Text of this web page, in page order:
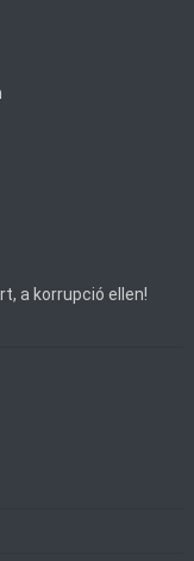
a korrupció ellen!